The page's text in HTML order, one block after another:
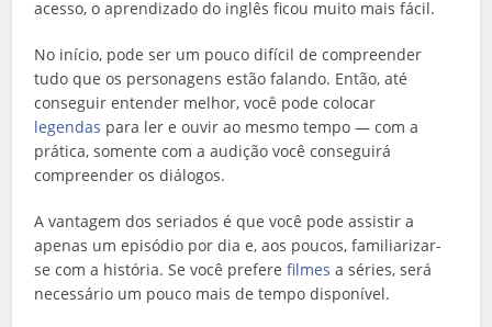
acesso, o aprendizado do inglês ficou muito mais fácil.
No início, pode ser um pouco difícil de compreender
tudo que os personagens estão falando. Então, até
conseguir entender melhor, você pode colocar
legendas para ler e ouvir ao mesmo tempo — com a
prática, somente com a audição você conseguirá
compreender os diálogos.
A vantagem dos seriados é que você pode assistir a
apenas um episódio por dia e, aos poucos, familiarizar-
se com a história. Se você preferefilmes a séries, será
necessário um pouco mais de tempo disponível.